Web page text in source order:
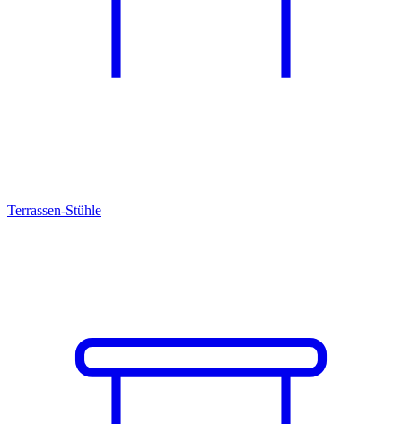
Terrassen-Stühle